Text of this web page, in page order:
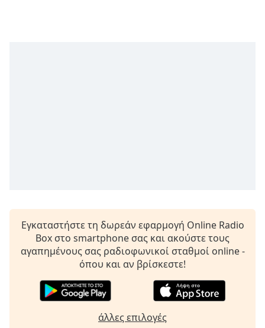
off,
selected
Subtitles
settings,
opens
Εγκαταστήστε τη δωρεάν εφαρμογή Online Radio
Box στο smartphone σας και ακούστε τους
αγαπημένους σας ραδιοφωνικοί σταθμοί online -
όπου και αν βρίσκεστε!
άλλες επιλογές